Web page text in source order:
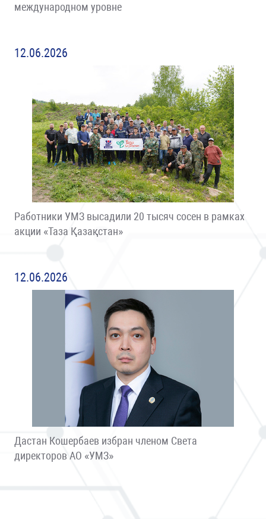
международном уровне
12.06.2026
Работники УМЗ высадили 20 тысяч сосен в рамках
акции «Таза Қазақстан»
12.06.2026
Дастан Кошербаев избран членом Света
директоров АО «УМЗ»